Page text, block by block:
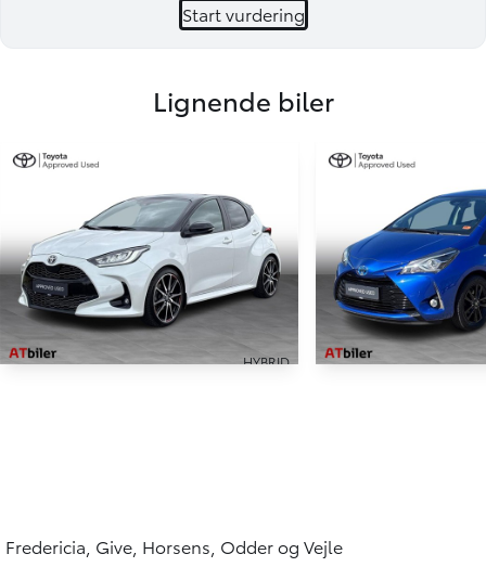
Start vurdering
Lignende biler
HYBRID
FINANSIERING
Fredericia, Give, Horsens, Odder og Vejle